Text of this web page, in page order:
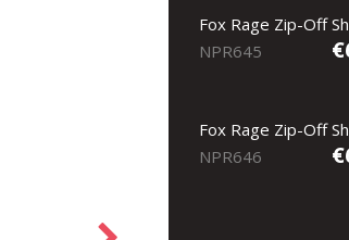
Fox Rage Zip-Off
NPR645
Fox Rage Zip-Off
NPR646